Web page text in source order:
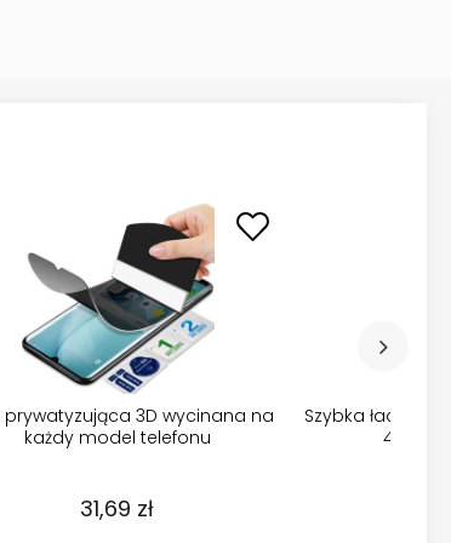
Szybka ładowarka sieciowa Usb Typ-c